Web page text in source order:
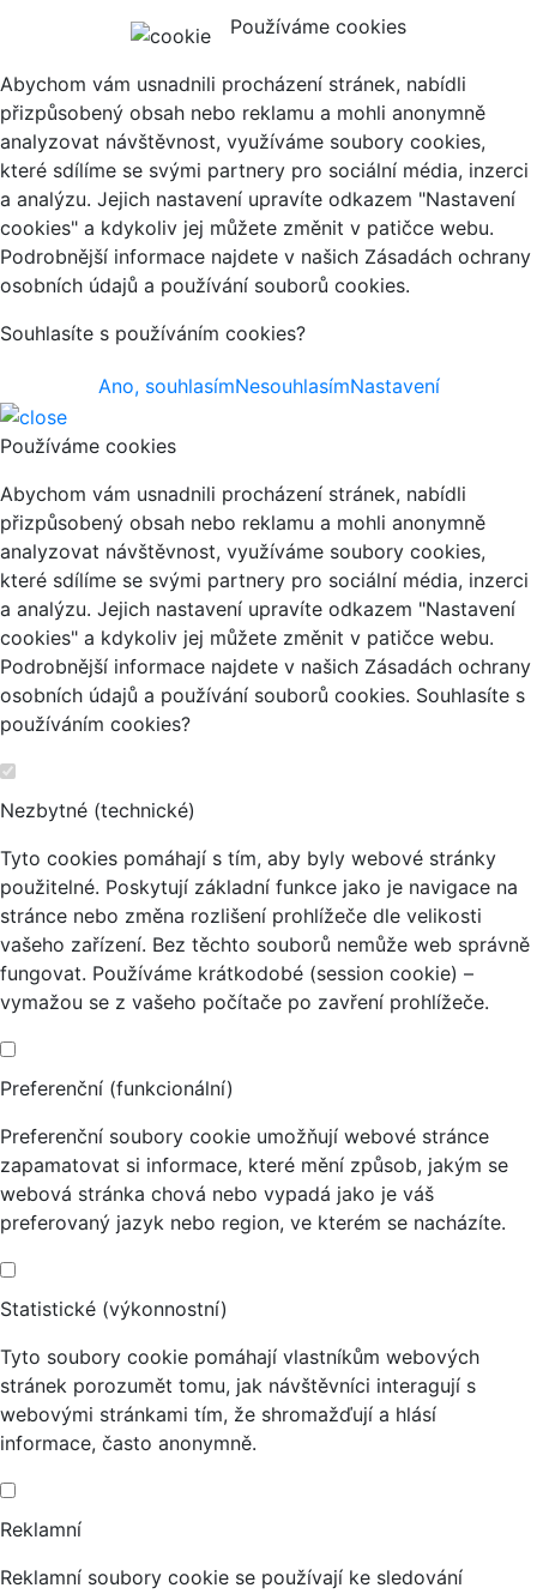
Používáme cookies
Abychom vám usnadnili procházení stránek, nabídli
přizpůsobený obsah nebo reklamu a mohli anonymně
analyzovat návštěvnost, využíváme soubory cookies,
které sdílíme se svými partnery pro sociální média, inzerci
a analýzu. Jejich nastavení upravíte odkazem "Nastavení
cookies" a kdykoliv jej můžete změnit v patičce webu.
Podrobnější informace najdete v našich Zásadách ochrany
osobních údajů a používání souborů cookies.
Souhlasíte s používáním cookies?
Ano, souhlasímNesouhlasímNastavení
Používáme cookies
Abychom vám usnadnili procházení stránek, nabídli
přizpůsobený obsah nebo reklamu a mohli anonymně
analyzovat návštěvnost, využíváme soubory cookies,
které sdílíme se svými partnery pro sociální média, inzerci
a analýzu. Jejich nastavení upravíte odkazem "Nastavení
cookies" a kdykoliv jej můžete změnit v patičce webu.
Podrobnější informace najdete v našich Zásadách ochrany
osobních údajů a používání souborů cookies. Souhlasíte s
používáním cookies?
Nezbytné (technické)
Tyto cookies pomáhají s tím, aby byly webové stránky
použitelné. Poskytují základní funkce jako je navigace na
stránce nebo změna rozlišení prohlížeče dle velikosti
vašeho zařízení. Bez těchto souborů nemůže web správně
fungovat. Používáme krátkodobé (session cookie) –
vymažou se z vašeho počítače po zavření prohlížeče.
Preferenční (funkcionální)
Preferenční soubory cookie umožňují webové stránce
zapamatovat si informace, které mění způsob, jakým se
webová stránka chová nebo vypadá jako je váš
preferovaný jazyk nebo region, ve kterém se nacházíte.
Statistické (výkonnostní)
Tyto soubory cookie pomáhají vlastníkům webových
stránek porozumět tomu, jak návštěvníci interagují s
webovými stránkami tím, že shromažďují a hlásí
informace, často anonymně.
Reklamní
Reklamní soubory cookie se používají ke sledování